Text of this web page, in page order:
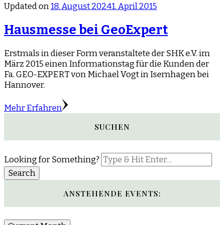
Updated on18. August 20241. April 2015
Hausmesse bei GeoExpert
Erstmals in dieser Form veranstaltete der SHK e.V. im
März 2015 einen Informationstag für die Kunden der
Fa. GEO-EXPERT von Michael Vogt in Isernhagen bei
Hannover.
Mehr Erfahren
SUCHEN
Looking for Something?
ANSTEHENDE EVENTS: